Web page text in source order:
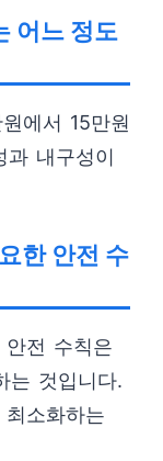
어느 정도
에서 15만원
과 내구성이
한 안전 수
전 수칙은
는 것입니다.
소화하는